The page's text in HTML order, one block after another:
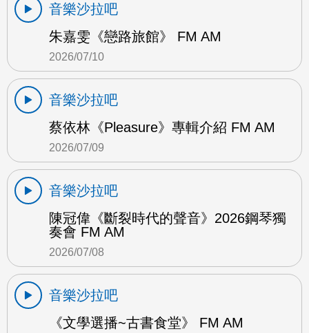
音樂沙拉吧
朱嘉雯《戀路旅館》 FM AM
2026/07/10
音樂沙拉吧
蔡依林《Pleasure》專輯介紹 FM AM
2026/07/09
音樂沙拉吧
陳冠偉《斷裂時代的聲音》2026鋼琴獨
奏會 FM AM
2026/07/08
音樂沙拉吧
《文學選播~古書食堂》 FM AM